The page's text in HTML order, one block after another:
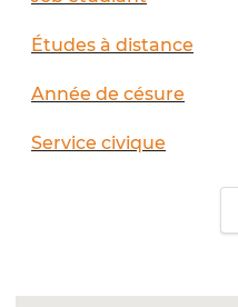
Études à distance
Année de césure
Service civique